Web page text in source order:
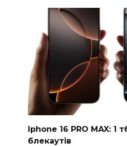
Iphone 16 PRO MAX: 1
блекаутів